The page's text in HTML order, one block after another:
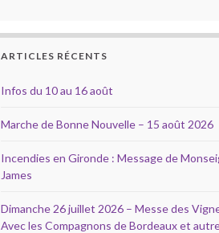
ARTICLES RÉCENTS
Infos du 10 au 16 août
Marche de Bonne Nouvelle – 15 août 2026
Incendies en Gironde : Message de
James
Dimanche 26 juillet 2026 – Messe des
Avec les Compagnons de Bordeaux et